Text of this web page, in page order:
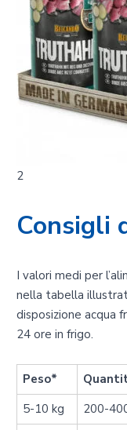
2
Consigli
I valori medi per
nella tabella
disposizione acqua
24 ore in frigo.
Peso*
5-10 kg
200-